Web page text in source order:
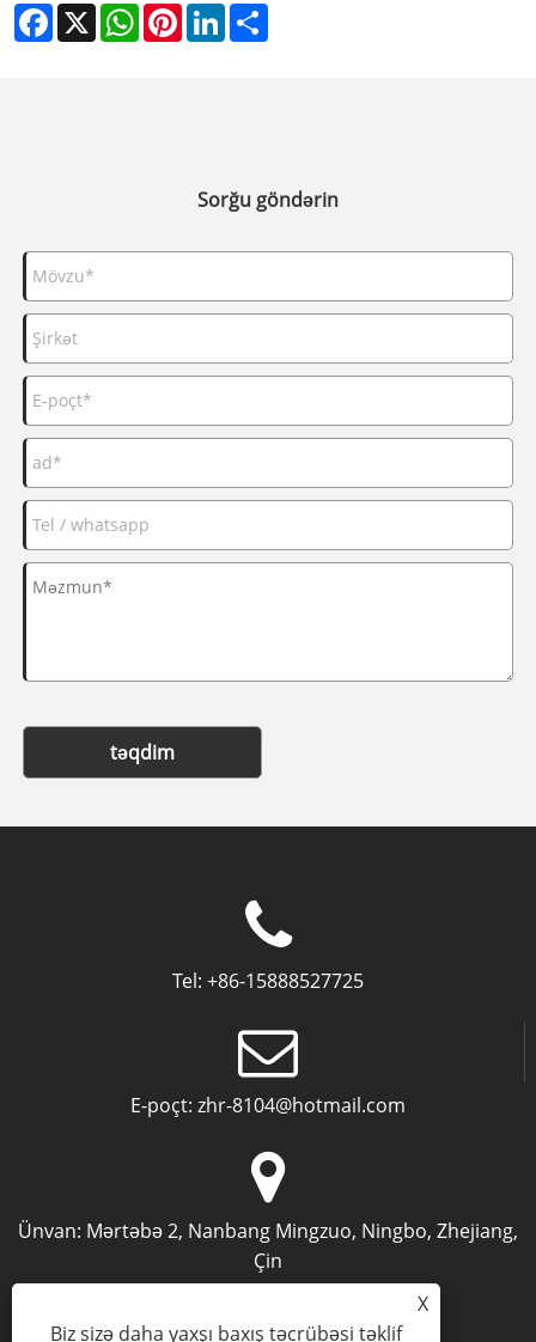
Facebook
X WhatsAppPinterestLinkedIn
Sorğu göndərin
təqdim
Tel: +86-15888527725
E-poçt: zhr-8104@hotmail.com
Ünvan: Mərtəbə 2, Nanbang Mingzuo, Ningbo, Zhejiang,
Çin
X
Biz sizə daha yaxşı baxış təcrübəsi təklif